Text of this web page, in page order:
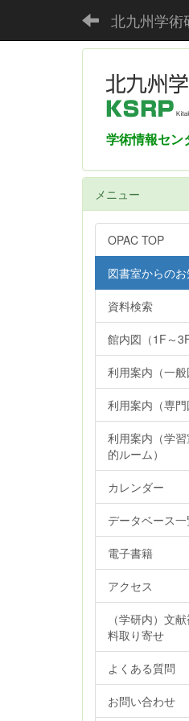
北九州学術
学術情報セン
メニュー
OPAC TOP
図書室からの
資料検索
館内図（1F～3F
利用案内（一般
利用案内（専門
利用案内（学
的ルーム）
カレンダー
データベース一
電子書籍
アクセス
（学研内）文
料取り寄せ
よくある質問
お問い合わせ